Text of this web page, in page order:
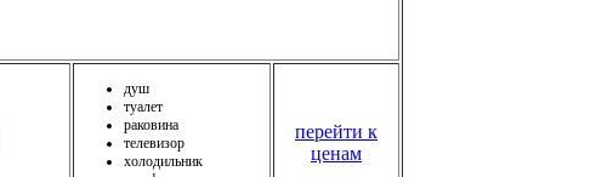
душ
туалет
раковина
телевизор
холодильник
перейти к
ценам